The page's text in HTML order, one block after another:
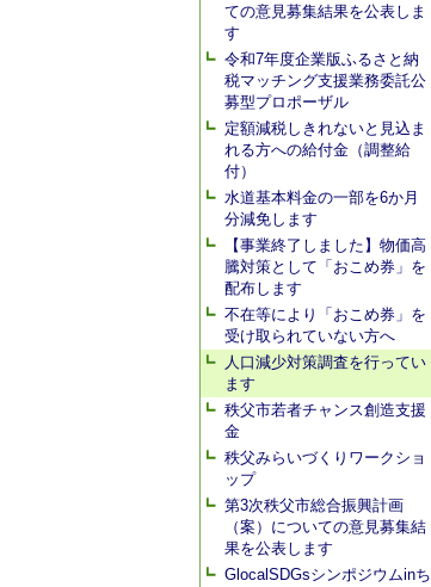
ての意見募集結果を公表しま
す
令和7年度企業版ふるさと納
税マッチング支援業務委託公
募型プロポーザル
定額減税しきれないと見込ま
れる方への給付金（調整給
付）
水道基本料金の一部を6か月
分減免します
【事業終了しました】物価高
騰対策として「おこめ券」を
配布します
不在等により「おこめ券」を
受け取られていない方へ
人口減少対策調査を行ってい
ます
秩父市若者チャンス創造支援
金
秩父みらいづくりワークショ
ップ
第3次秩父市総合振興計画
（案）についての意見募集結
果を公表します
GlocalSDGsシンポジウムinち